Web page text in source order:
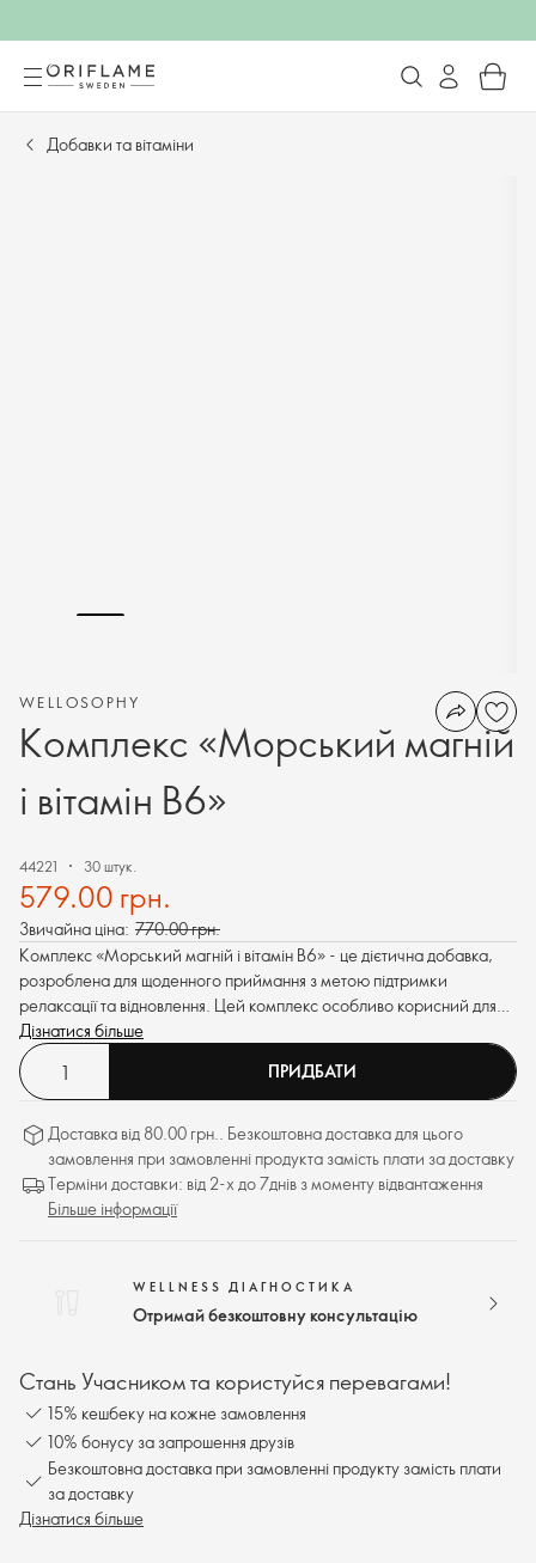
Добавки та вітаміни
WELLOSOPHY
Комплекс «Морський магній
і вітамін B6»
44221 30 штук.
579.00 грн.
Звичайна ціна: 770.00 грн.
Комплекс «Морський магній і вітамін B6» - це дієтична добавка,
розроблена для щоденного приймання з метою підтримки
релаксації та відновлення. Цей комплекс особливо корисний для
відновлення після інтенсивних фізичних або розумових
навантажень.
Дізнатися більше
ПРИДБАТИ
Доставка від 80.00 грн.. Безкоштовна доставка для цього
замовлення при замовленні продукта замість плати за доставку
Терміни доставки: від 2-х до 7днів з моменту відвантаження
Більше інформації
WELLNESS ДІАГНОСТИКА
Отримай безкоштовну консультацію
Стань Учасником та користуйся перевагами!
15% кешбеку на кожне замовлення
10% бонусу за запрошення друзів
Безкоштовна доставка при замовленні продукту замість плати
за доставку
Дізнатися більше